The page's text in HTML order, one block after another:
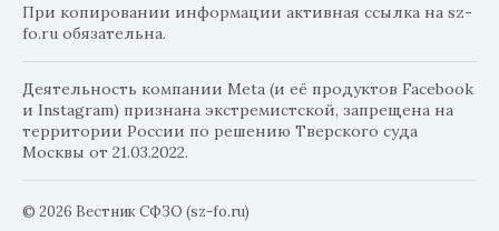
При копировании информации активная ссылка на sz-
fo.ru обязательна.
Деятельность компании Meta (и её продуктов Facebook
и Instagram) признана экстремистской, запрещена на
территории России по решению Тверского суда
Москвы от 21.03.2022.
© 2026 Вестник СФЗО (sz-fo.ru)